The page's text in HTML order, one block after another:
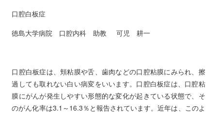
口腔白板症
徳島大学病院 口腔内科 助教 可児 耕一
口腔白板症は、頬粘膜や舌、歯肉などの口腔粘膜にみられ、擦
過しても取れない白い病変をいいます。口腔白板症は、口腔粘
膜にがんが発生しやすい形態的な変化が起きている状態で、そ
のがん化率は3.1～16.3％と報告されています。近年は、このよ